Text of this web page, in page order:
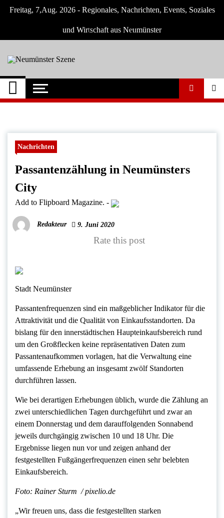
Skip
Freitag, 7,Aug. 2026 - Regionales, Nachrichten, Events, Soziales
und Wirtschaft aus Neumünster
Neumünster Szene
Neuigkeiten und Nachrichten aus
Neumünster und Umgebung
Nachrichten
Passantenzählung in Neumünsters
City
Add to Flipboard Magazine. -
Redakteur 9. Juni 2020
Rate this post
Stadt Neumünster
Passantenfrequenzen sind ein maßgeblicher Indikator für die
Attraktivität und die Qualität von Einkaufsstandorten. Da
bislang für den innerstädtischen Haupteinkaufsbereich rund
um den Großflecken keine repräsentativen Daten zum
Passantenaufkommen vorlagen, hat die Verwaltung eine
umfassende Erhebung an insgesamt zwölf Standorten
durchführen lassen.
Wie bei derartigen Erhebungen üblich, wurde die Zählung an
zwei unterschiedlichen Tagen durchgeführt und zwar an
einem Donnerstag und dem darauffolgenden Sonnabend
jeweils durchgängig zwischen 10 und 18 Uhr. Die
Ergebnisse liegen nun vor und zeigen anhand der
festgestellten Fußgängerfrequenzen einen sehr belebten
Einkaufsbereich.
Foto: Rainer Sturm / pixelio.de
„Wir freuen uns, dass die festgestellten starken